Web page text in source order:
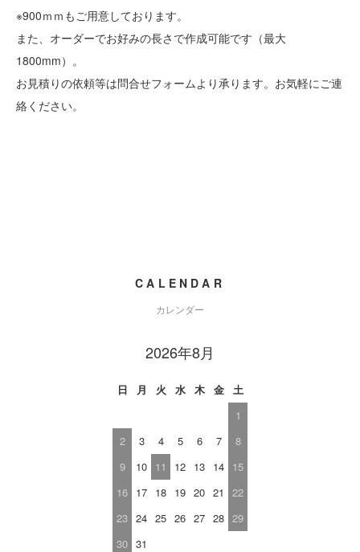
※900ｍｍもご用意しております。
また、オーダーでお好みの長さで作成可能です（最大
1800mm）。
お見積りの依頼等は問合せフォームより承ります。お気軽にご連
絡ください。
CALENDAR
カレンダー
2026年8月
日 月 火 水 木 金
土
1
2
3 4 5 6 7
8
9
10 11 12 13 14 15
16 17 18 19 20 21
22
23 24 25 26 27 28 29
30 31